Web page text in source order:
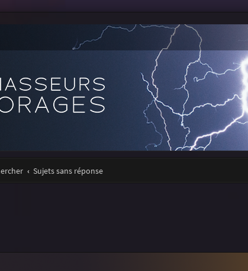
Sujets sans réponse